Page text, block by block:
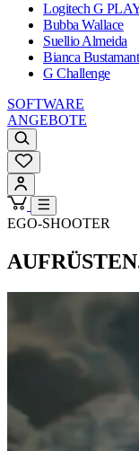
Logitech G
Bubba Wallace
Suellio Almeida
Bianca
G Challenge
SOFTWARE
ANGEBOTE
EGO-SHOOTER